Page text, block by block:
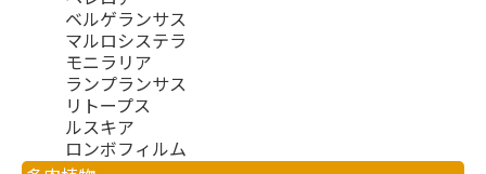
ベルゲランサス
マルロシステラ
モニラリア
ランプランサス
リトープス
ルスキア
ロンボフィルム